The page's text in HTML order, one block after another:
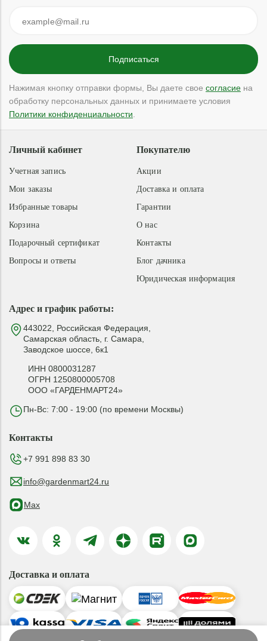
Нажимая кнопку отправки формы, Вы даете свое согласие на
обработку персональных данных и принимаете условия
Политики конфиденциальности
Адрес и график работы:
443022, Российская Федерация,
Самарская область, г. Самара,
Заводское шоссе, 6к1
ИНН 0800031287
ОГРН 1250800005708
ООО «ГАРДЕНМАРТ24»
Пн-Вс: 7:00 - 19:00 (по времени Москвы)
Покупателю
Акции
Доставка и оплата
Гарантии
О нас
Контакты
Блог дачника
Юридическая информация
Личный кабинет
Учетная запись
Мои заказы
Избранные товары
Корзина
Подарочный сертификат
Вопросы и ответы
Контакты
+7 991 898 83 30
info@gardenmart24.ru
Max
Доставка и оплата